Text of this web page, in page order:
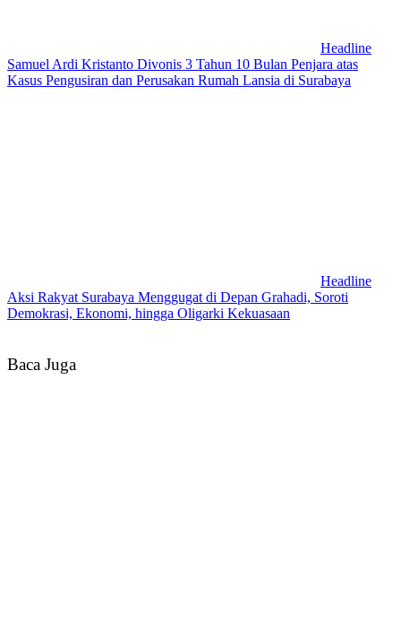
Headline
Samuel Ardi Kristanto Divonis 3 Tahun 10 Bulan Penjara atas
Kasus Pengusiran dan Perusakan Rumah Lansia di Surabaya
Headline
Aksi Rakyat Surabaya Menggugat di Depan Grahadi, Soroti
Demokrasi, Ekonomi, hingga Oligarki Kekuasaan
Baca Juga